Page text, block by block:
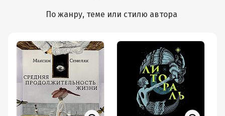
По жанру, теме или стилю автора